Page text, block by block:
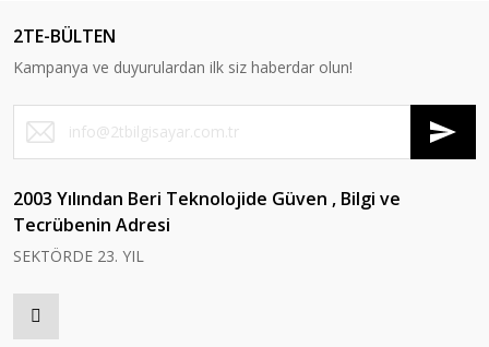
2TE-BÜLTEN
Kampanya ve duyurulardan ilk siz haberdar olun!
2003 Yılından Beri Teknolojide Güven , Bilgi ve
Tecrübenin Adresi
SEKTÖRDE 23. YIL